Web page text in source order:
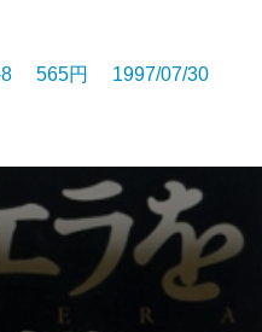
8 565円 1997/07/30